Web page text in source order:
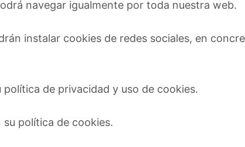
navegar igualmente por toda nuestra web.
instalar cookies de redes sociales, en
de privacidad y uso de cookies.
su política de cookies.